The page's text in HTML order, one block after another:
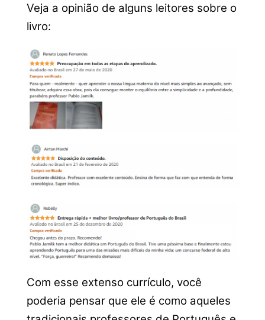
Veja a opinião de alguns leitores sobre o
livro:
Com esse extenso currículo, você
poderia pensar que ele é como aqueles